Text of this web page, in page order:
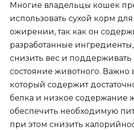
Многие владельцы кошек
использовать сухой корм
ожирении, так как он
разработанные
снизить вес и
состояние животного. Важно
который содержит
белка и низкое содержание
обеспечить необходимую
при этом снизить